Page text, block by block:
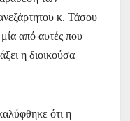
κ. Τάσου
από αυτές που
η διοικούσα
ότι η